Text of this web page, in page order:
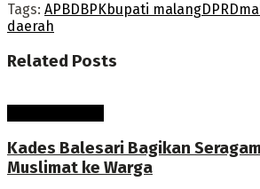
Tags: APBD BPKbupati malangDPRD
daerah
Related Posts
Kades Balesari Bagikan
Muslimat ke Warga